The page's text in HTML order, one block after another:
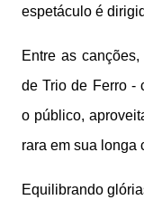
espetáculo é
Entre as
de Trio de Ferro -
o público,
rara em sua longa
Equilibrando